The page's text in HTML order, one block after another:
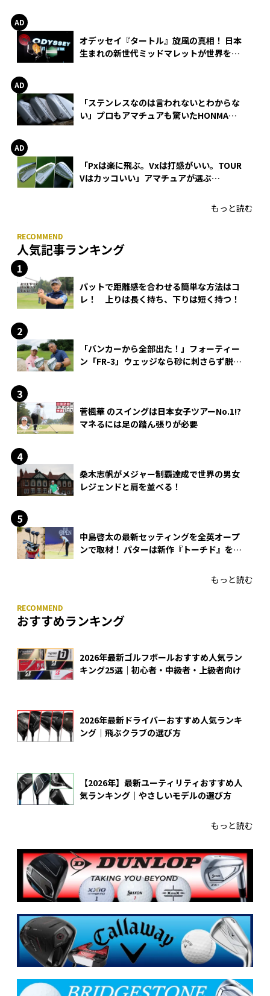
オデッセイ『タートル』旋風の真相！ 日本
生まれの新世代ミッドマレットが世界を席
「ステンレスなのは言われないとわからな
い」プロもアマチュアも驚いたHONMA
「Pxは楽に飛ぶ。Vxは打感がいい。TOUR
Vはカッコいい」アマチュアが選ぶ
もっと読む
人気記事ランキング
パットで距離感を合わせる簡単な方法はコ
レ！ 上りは長く持ち、下りは短く持つ！
「バンカーから全部出た！」フォーティー
ン「FR-3」ウェッジなら砂に刺さらず脱出
菅楓華 のスイングは日本女子ツアーNo.1!?
マネるには足の踏ん張りが必要
桑木志帆がメジャー制覇達成で世界の男女
レジェンドと肩を並べる！
中島啓太の最新セッティングを全英オープ
ンで取材！ パターは新作『トーチド』を投
もっと読む
おすすめランキング
2026年最新ゴルフボールおすすめ人気ラン
キング25選｜初心者・中級者・上級者向け
2026年最新ドライバーおすすめ人気ランキ
ング｜飛ぶクラブの選び方
【2026年】最新ユーティリティおすすめ人
気ランキング｜やさしいモデルの選び方
もっと読む